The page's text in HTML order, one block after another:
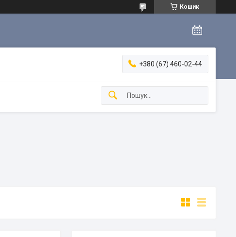
Кошик
+380 (67) 460-02-44